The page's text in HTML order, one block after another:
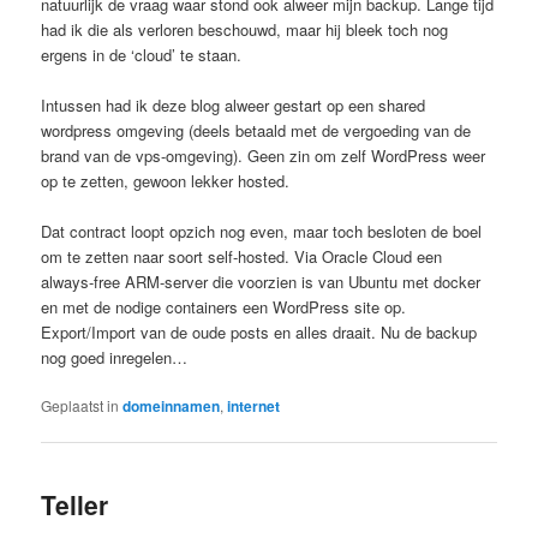
had ik die als verloren beschouwd, maar hij bleek toch nog
ergens in de ‘cloud’ te staan.
Intussen had ik deze blog alweer gestart op een shared
wordpress omgeving (deels betaald met de vergoeding van de
brand van de vps-omgeving). Geen zin om zelf WordPress weer
op te zetten, gewoon lekker hosted.
Dat contract loopt opzich nog even, maar toch besloten de boel
om te zetten naar soort self-hosted. Via Oracle Cloud een
always-free ARM-server die voorzien is van Ubuntu met docker
en met de nodige containers een WordPress site op.
Export/Import van de oude posts en alles draait. Nu de backup
nog goed inregelen…
Geplaatst in domeinnamen,internet
Teller